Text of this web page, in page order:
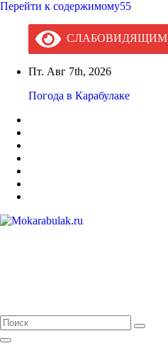
Перейти к содержимому55
СЛАБОВИДЯЩИМ
Пт. Авг 7th, 2026
Погода в Карабулаке